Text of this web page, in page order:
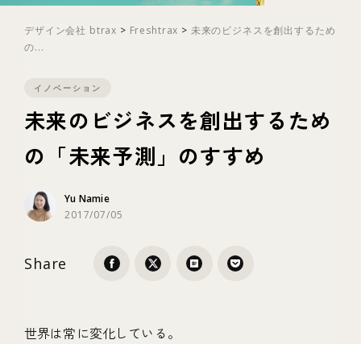
イノベーション
スタートアップ
テクノロジー
ブランディング
デザイン会社 btrax > Freshtrax > 未来のビジネスを創出するため
の...
イノベーション
未来のビジネスを創出するため
の「未来予測」のすすめ
Yu Namie
2017/07/05
Share
世界は常に変化している。